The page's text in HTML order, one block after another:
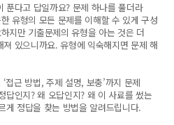
푼다고 답일까요? 문제 하나를 풀더라
유형의 모든 문제를 이해할 수 있게 구성
지만 기출문제의 유형을 아는 것은 더
있으니까요. 유형에 익숙해지면 문제 해
접근 방법, 주제 설명, 보충’까지 문제
답인지? 왜 오답인지? 왜 이 사료를 썼는
게 정답을 찾는 방법을 알려드립니다.